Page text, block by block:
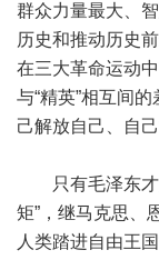
群众力量最大、
历史和推动历史
在三大革命运动
与“精英”相互间
己解放自己、自己
只有毛泽东才
矩”，继马克思、
人类踏进自由王